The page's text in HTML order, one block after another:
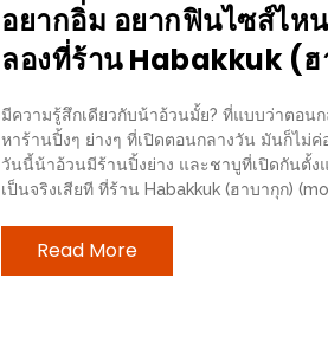
อยากอิ่ม อยากฟินไซส์ไห
ลองที่ร้าน Habakkuk (
มีความรู้สึกเดียวกับน้าอ้วนมั้ย? ที่แบบว่าตอน
หาร้านปิ้งๆ ย่างๆ ที่เปิดตอนกลางวัน มันก็ไม่
วันนี้น้าอ้วนมีร้านปิ้งย่าง และชาบูที่เปิดกันตั้ง
เป็นจริงเสียที ที่ร้าน Habakkuk (ฮาบากุก)
Read More